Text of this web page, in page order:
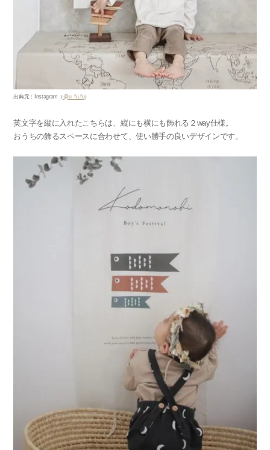
出典元：Instagram（@u_fu.fu）
英文字を縦に入れたこちらは、縦にも横にも飾れる２way仕様。
おうちの飾るスペースに合わせて、使い勝手の良いデザインです。